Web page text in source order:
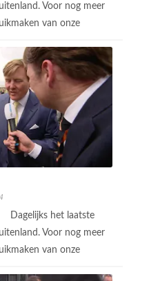
Voor nog meer
van onze
Dagelijks het laatste
Voor nog meer
van onze